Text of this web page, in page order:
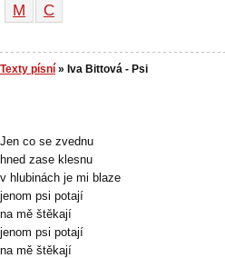
М
С
Texty písní » Iva Bittová - Psi
Jen co se zvednu
hned zase klesnu
v hlubinách je mi blaze
jenom psi potají
na mě štěkají
jenom psi potají
na mě štěkají